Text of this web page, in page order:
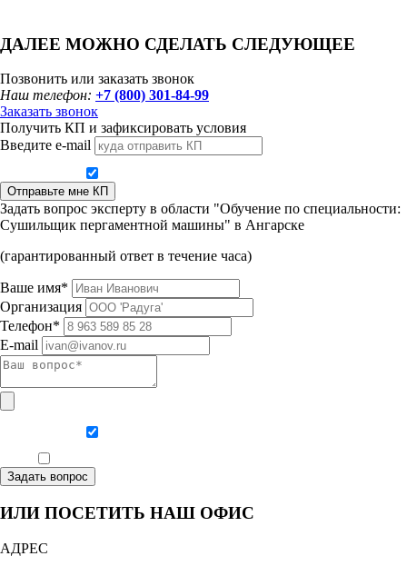
ДАЛЕЕ МОЖНО СДЕЛАТЬ СЛЕДУЮЩЕЕ
Позвонить или заказать звонок
Наш телефон: +7 (800) 301-84-99
Заказать звонок
Получить КП и зафиксировать условия
Введите e-mail
Отправьте мне КП
Задать вопрос эксперту в области "Обучение по специальности:
Сушильщик пергаментной машины" в Ангарске
(гарантированный ответ в течение часа)
Ваше имя*
Организация
Телефон*
E-mail
Задать вопрос
ИЛИ ПОСЕТИТЬ НАШ ОФИС
АДРЕС